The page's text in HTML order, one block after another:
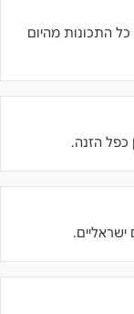
התכונות מהיום
כפל הזנה.